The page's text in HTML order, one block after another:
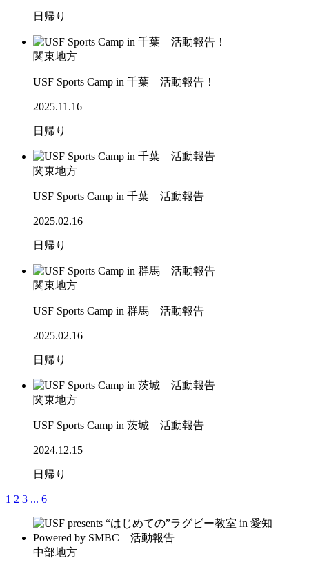
日帰り
関東地方
USF Sports Camp in 千葉 活動報告！
2025.11.16
日帰り
関東地方
USF Sports Camp in 千葉 活動報告
2025.02.16
日帰り
関東地方
USF Sports Camp in 群馬 活動報告
2025.02.16
日帰り
関東地方
USF Sports Camp in 茨城 活動報告
2024.12.15
日帰り
1 2 3 ... 6
中部地方